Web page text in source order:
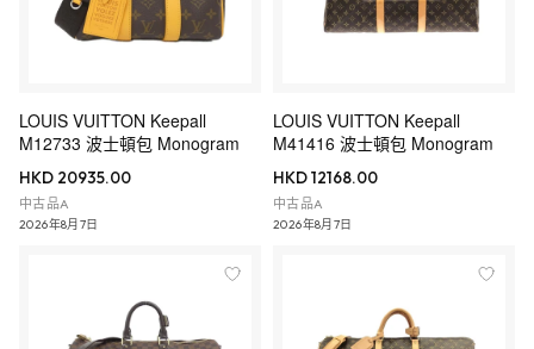
LOUIS VUITTON Keepall
M12733 波士頓包 Monogram
HKD 20935.00
中古品A
2026年8月7日
LOUIS VUITTON Keepall
M41416 波士頓包 Monogram
HKD 12168.00
中古品A
2026年8月7日